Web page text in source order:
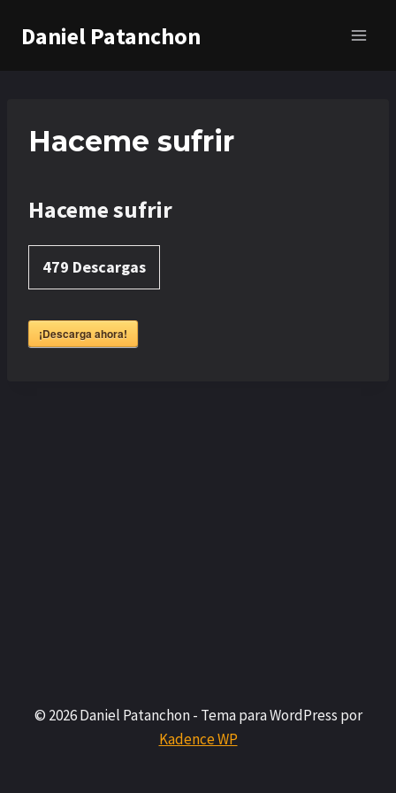
Daniel Patanchon
Haceme sufrir
Haceme sufrir
479 Descargas
¡Descarga ahora!
© 2026 Daniel Patanchon - Tema para WordPress por
Kadence WP